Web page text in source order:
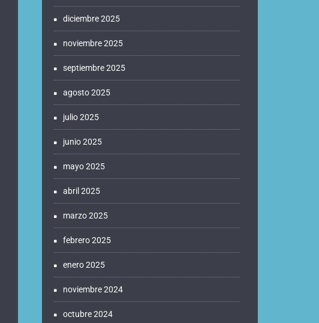
diciembre 2025
noviembre 2025
septiembre 2025
agosto 2025
julio 2025
junio 2025
mayo 2025
abril 2025
marzo 2025
febrero 2025
enero 2025
noviembre 2024
octubre 2024